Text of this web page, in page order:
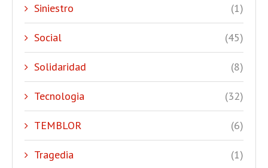
Siniestro (1)
Social (45)
Solidaridad (8)
Tecnologia (32)
TEMBLOR (6)
Tragedia (1)